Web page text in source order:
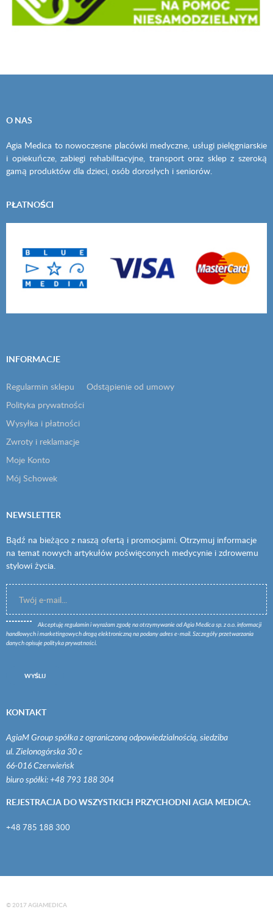
O NAS
Agia Medica to nowoczesne placówki medyczne, usługi pielęgniarskie
i opiekuńcze, zabiegi rehabilitacyjne, transport oraz sklep z szeroką
gamą produktów dla dzieci, osób dorosłych i seniorów.
PŁATNOŚCI
INFORMACJE
Regularmin sklepu
Polityka prywatności
Wysyłka i płatności
Zwroty i reklamacje
Moje Konto
Mój Schowek
Odstąpienie od umowy
NEWSLETTER
Bądź na bieżąco z naszą ofertą i promocjami. Otrzymuj informacje
na temat nowych artykułów poświęconych medycynie i zdrowemu
stylowi życia.
Akceptuję regulamin i wyrażam zgodę na otrzymywanie od Agia Medica sp. z o.o. informacji
handlowych i marketingowych drogą elektroniczną na podany adres e-mail. Szczegóły przetwarzania
danych opisuje polityka prywatności.
WYŚLIJ
KONTAKT
AgiaM Group spółka z ograniczoną odpowiedzialnością, siedziba
ul. Zielonogórska 30 c
66-016 Czerwieńsk
biuro spółki: +48 793 188 304
REJESTRACJA DO WSZYSTKICH PRZYCHODNI AGIA MEDICA:
+48 785 188 300
© 2017 AGIAMEDICA